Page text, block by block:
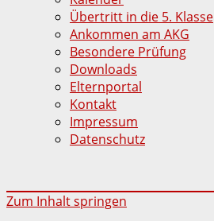
Übertritt in die 5. Klasse
Ankommen am AKG
Besondere Prüfung
Downloads
Elternportal
Kontakt
Impressum
Datenschutz
Zum Inhalt springen